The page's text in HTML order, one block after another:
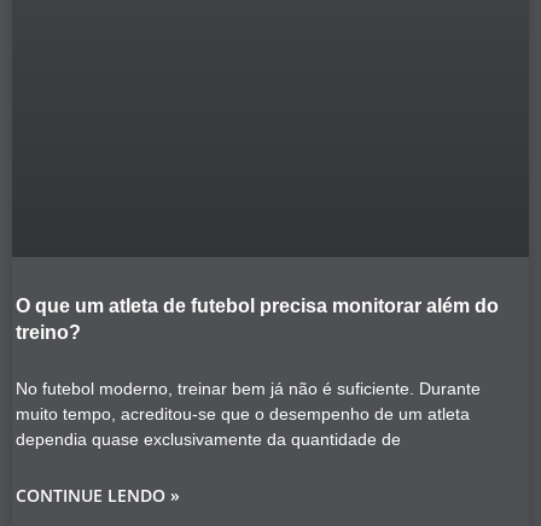
O que um atleta de futebol precisa monitorar além do
treino?
No futebol moderno, treinar bem já não é suficiente. Durante
muito tempo, acreditou-se que o desempenho de um atleta
dependia quase exclusivamente da quantidade de
CONTINUE LENDO »